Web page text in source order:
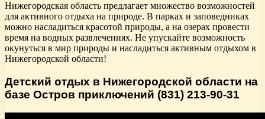
Нижегородская область предлагает множество возможностей
для активного отдыха на природе. В парках и заповедниках
можно насладиться красотой природы, а на озерах провести
время на водных развлечениях. Не упускайте возможность
окунуться в мир природы и насладиться активным отдыхом в
Нижегородской области!
Детский отдых в Нижегородской области на
базе Остров приключений (831) 213-90-31